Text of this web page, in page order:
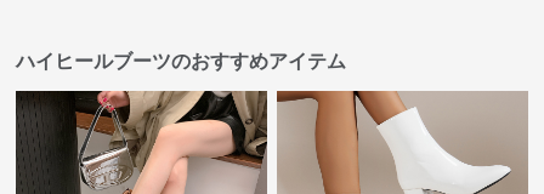
ハイヒールブーツのおすすめアイテム